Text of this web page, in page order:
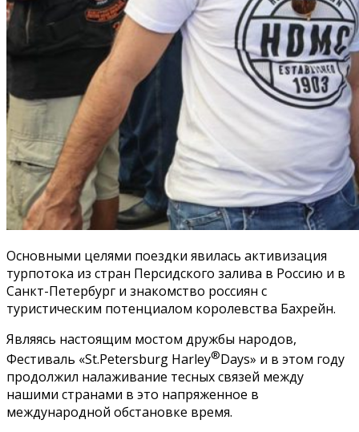
Основными целями поездки явилась активизация
турпотока из стран Персидского залива в Россию и в
Санкт-Петербург и знакомство россиян с
туристическим потенциалом королевства Бахрейн.
Являясь настоящим мостом дружбы народов,
Фестиваль «St.Petersburg Harley®Days» и в этом году
продолжил налаживание тесных связей между
нашими странами в это напряженное в
международной обстановке время.